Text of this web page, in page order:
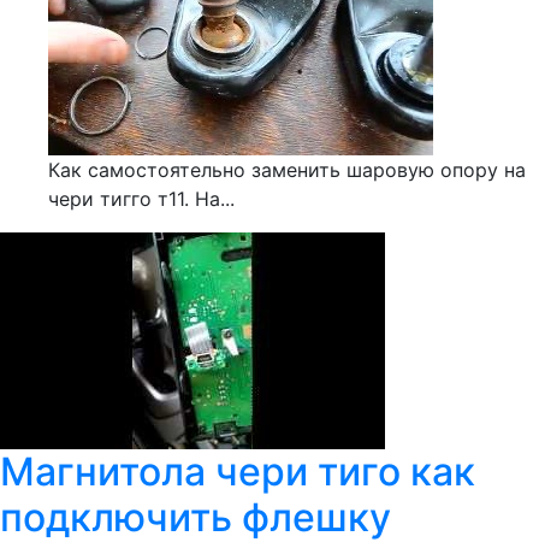
Как самостоятельно заменить шаровую опору на
чери тигго т11. На...
Магнитола чери тиго как
подключить флешку